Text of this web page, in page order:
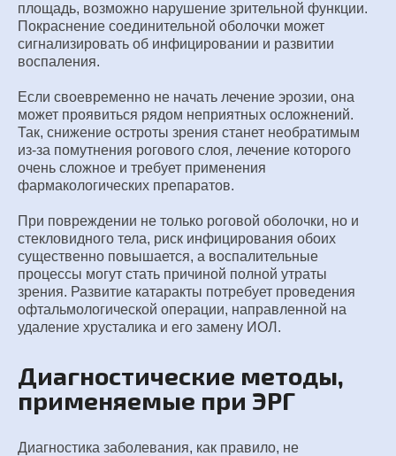
площадь, возможно нарушение зрительной функции.
Покраснение соединительной оболочки может
сигнализировать об инфицировании и развитии
воспаления.
Если своевременно не начать лечение эрозии, она
может проявиться рядом неприятных осложнений.
Так, снижение остроты зрения станет необратимым
из-за помутнения рогового слоя, лечение которого
очень сложное и требует применения
фармакологических препаратов.
При повреждении не только роговой оболочки, но и
стекловидного тела, риск инфицирования обоих
существенно повышается, а воспалительные
процессы могут стать причиной полной утраты
зрения. Развитие катаракты потребует проведения
офтальмологической операции, направленной на
удаление хрусталика и его замену ИОЛ.
Диагностические методы,
применяемые при ЭРГ
Диагностика заболевания, как правило, не